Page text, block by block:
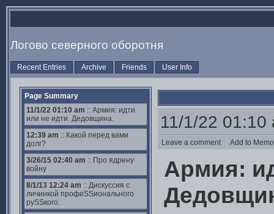
Логово северного оборотня
Recent Entries Archive Friends User Info
Page Summary
11/1/22 01:10 am :: Армия: идти
или не идти. Дедовщина.
12:39 am :: Какой перед вами
долг?
3/26/15 02:40 am :: Про ядрену
войну
8/1/13 12:24 am :: Дискуссия с
личинкой профеSSионального
руSSкого.
11/1/22 01:10
Leave a comment Add to
Армия: